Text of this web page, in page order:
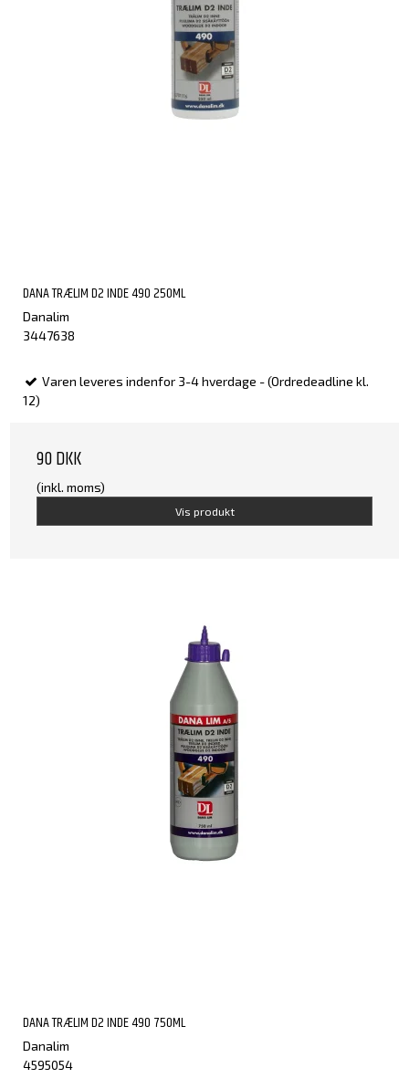
DANA TRÆLIM D2 INDE 490 250ML
Danalim
3447638
Varen leveres indenfor 3-4 hverdage - (Ordredeadline kl.
12)
90 DKK
(inkl. moms)
Vis produkt
DANA TRÆLIM D2 INDE 490 750ML
Danalim
4595054